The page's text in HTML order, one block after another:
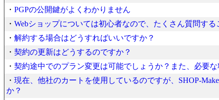
・ PGPの公開鍵がよくわかりません
・ Webショップについては初心者なので、たくさん質問す
・ 解約する場合はどうすればいいですか？
・ 契約の更新はどうするのですか？
・ 契約途中でのプラン変更は可能でしょうか？また、必要
・ 現在、他社のカートを使用しているのですが、SHOP-
か？